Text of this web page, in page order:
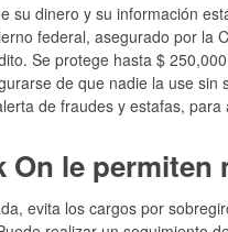
su dinero y su información
federal, asegurado por la
Se protege hasta $
de que nadie la use
de fraudes y estafas,
On le
evita los cargos por